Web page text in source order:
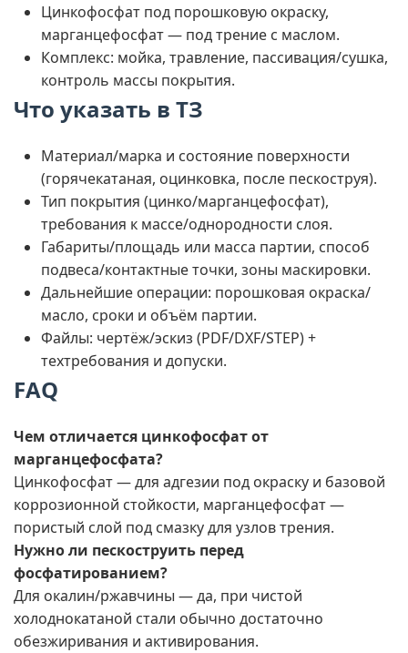
Цинкофосфат под порошковую окраску,
марганцефосфат — под трение с маслом.
Комплекс: мойка, травление, пассивация/сушка,
контроль массы покрытия.
Что указать в ТЗ
Материал/марка и состояние поверхности
(горячекатаная, оцинковка, после пескоструя).
Тип покрытия (цинко/марганцефосфат),
требования к массе/однородности слоя.
Габариты/площадь или масса партии, способ
подвеса/контактные точки, зоны маскировки.
Дальнейшие операции: порошковая окраска/
масло, сроки и объём партии.
Файлы: чертёж/эскиз (PDF/DXF/STEP) +
техтребования и допуски.
FAQ
Чем отличается цинкофосфат от
марганцефосфата?
Цинкофосфат — для адгезии под окраску и базовой
коррозионной стойкости, марганцефосфат —
пористый слой под смазку для узлов трения.
Нужно ли пескоструить перед
фосфатированием?
Для окалин/ржавчины — да, при чистой
холоднокатаной стали обычно достаточно
обезжиривания и активирования.